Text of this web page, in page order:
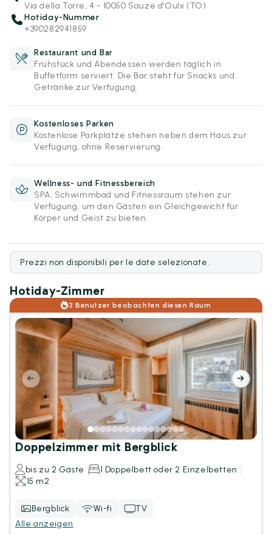
Via della Torre, 4 - 10050 Sauze d'Oulx (TO)
Hotiday-Nummer
+390282941859
Restaurant und Bar
Frühstück und Abendessen werden täglich in
Buffetform serviert. Die Bar steht für Snacks und
Getränke zur Verfügung.
Kostenloses Parken
Kostenlose Parkplätze stehen neben dem Haus zur
Verfügung, ohne Reservierung.
Wellness- und Fitnessbereich
SPA, Schwimmbad und Fitnessraum stehen zur
Verfügung, um den Gästen ein Gleichgewicht für
Körper und Geist zu bieten.
Prezzi non disponibili per le date selezionate.
Hotiday-Zimmer
3 Benutzer beobachten diesen Raum
Doppelzimmer mit Bergblick
bis zu 2 Gäste
1 Doppelbett oder 2 Einzelbetten
15 m2
Bergblick Wi-fi
TV
Alle anzeigen